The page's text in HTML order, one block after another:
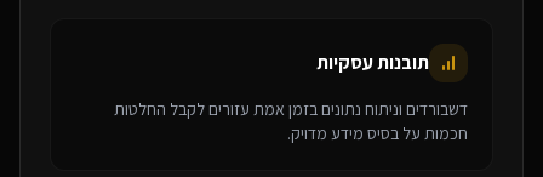
תובנות עסקיות
דשבורדים וניתוח נתונים בזמן אמת עזורים לקבל החלטות
חכמות על בסיס מידע מדויק.